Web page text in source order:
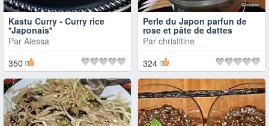
Kastu Curry - Curry rice
*Japonais*
Par Alessa
350
Perle du Japon parfun de
rose et pâte de dattes
Par christitine
324